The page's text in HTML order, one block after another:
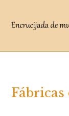
contenido